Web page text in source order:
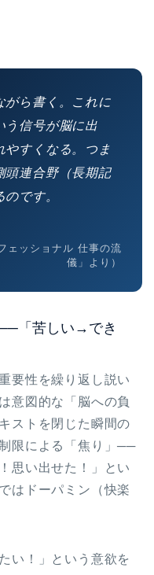
がら書く。これに
う信号が脳に出
やすくなる。つま
頭連合野（長期記
です。
ェッショナル 仕事の流
儀」より）
「苦しい→でき
要性を繰り返し説い
意図的な「脳への負
ストを閉じた瞬間の
限による「焦り」──
思い出せた！」とい
はドーパミン（快楽
い！」という意欲を